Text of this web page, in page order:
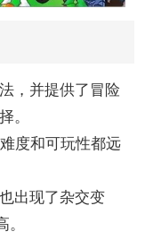
，并提供了冒险
。
度和可玩性都远
出现了杂交变